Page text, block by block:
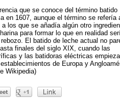
que se conoce del término batido
en 1607, aunque el término se refería
a los que se añadía algún otro
para formar lo que en realidad
El batido de leche actual no
finales del siglo XIX, cuando las
y las batidoras eléctricas
de Europa y
Wikipedia)